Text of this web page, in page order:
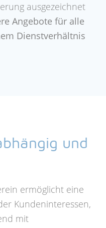
ausgezeichnet
Angebote für alle
Dienstverhältnis
und
ermöglicht eine
Kundeninteressen,
mit